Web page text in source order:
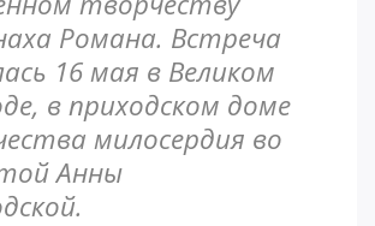
Романа. Встреча
16 мая в Великом
в приходском доме
милосердия во
Анны